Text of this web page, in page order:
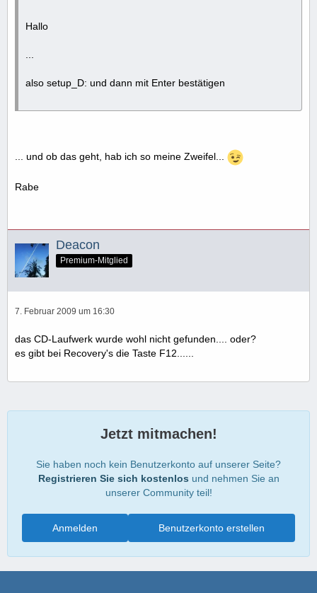
Hallo
also setup_D: und dann mit Enter bestätigen
... und ob das geht, hab ich so meine Zweifel...
Rabe
Deacon
Premium-Mitglied
7. Februar 2009 um 16:30
das CD-Laufwerk wurde wohl nicht gefunden.... oder?
es gibt bei Recovery's die Taste F12......
Jetzt mitmachen!
Sie haben noch kein Benutzerkonto auf unserer Seite?
Registrieren Sie sich kostenlos und nehmen Sie an
unserer Community teil!
Benutzerkonto erstellen
Anmelden